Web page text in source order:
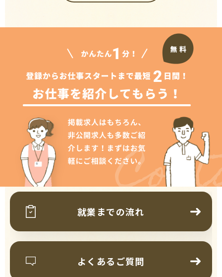
就業までの流れ
よくあるご質問